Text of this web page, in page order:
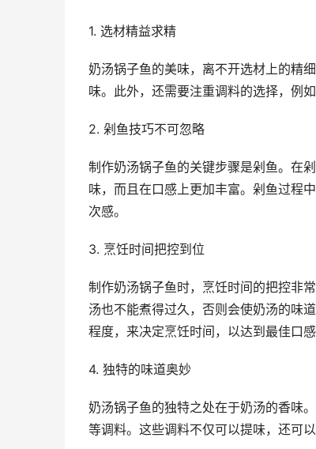
1. 选材精益求精
奶汤锅子鱼的美味，离不开选材上的精
味。此外，还需要注重调料的选择，例
2. 剁鱼技巧不可忽略
制作奶汤锅子鱼的关键步骤是剁鱼。在
味，而且在口感上更加丰富。剁鱼过程
次感。
3. 烹饪时间把控到位
制作奶汤锅子鱼时，烹饪时间的把控非
汤也不能煮得过久，否则会使奶汤的味
程度，来决定烹饪时间，以达到最佳口感
4. 独特的味道奥妙
奶汤锅子鱼的独特之处在于奶汤的香味
等调料。这些调料不仅可以提味，还可